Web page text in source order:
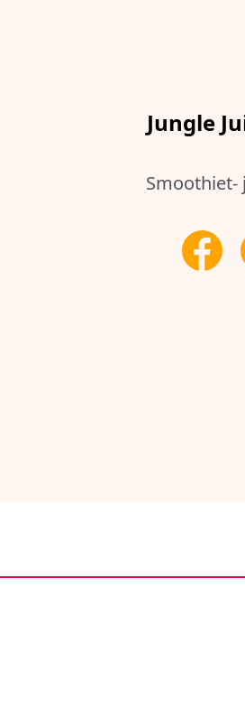
Jungle
Smoothiet-